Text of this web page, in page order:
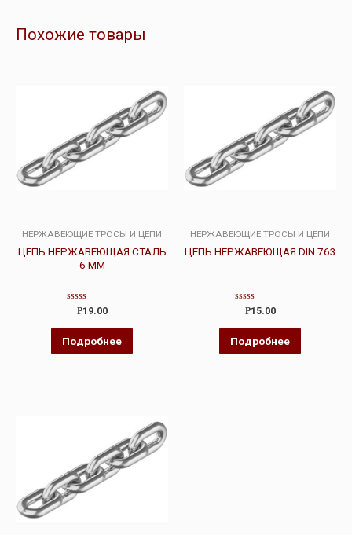
Похожие товары
НЕРЖАВЕЮЩИЕ ТРОСЫ И ЦЕПИ
ЦЕПЬ НЕРЖАВЕЮЩАЯ СТАЛЬ
6 ММ
Оценка
из
Р19.00
Подробнее
НЕРЖАВЕЮЩИЕ ТРОСЫ И ЦЕПИ
ЦЕПЬ НЕРЖАВЕЮЩАЯ DIN 763
Оценка
из
Р15.00
Подробнее